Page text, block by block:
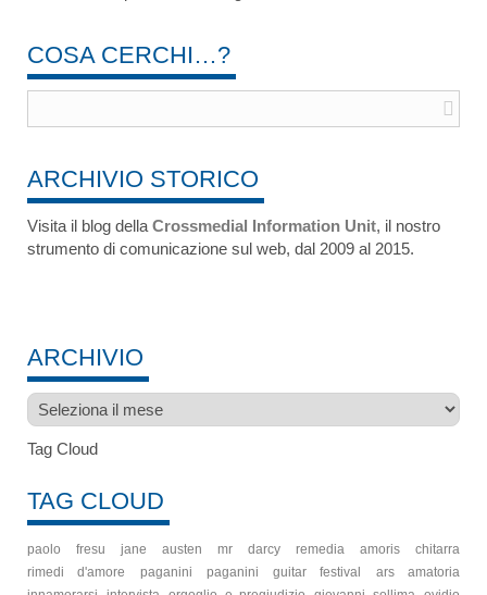
COSA CERCHI…?
ARCHIVIO STORICO
Visita il blog della Crossmedial Information Unit, il nostro
strumento di comunicazione sul web, dal 2009 al 2015.
ARCHIVIO
Archivio
Tag Cloud
TAG CLOUD
paolo fresu jane austen mr darcy remedia amoris
chitarra
rimedi d'amore
paganini paganini guitar festival
ars amatoria